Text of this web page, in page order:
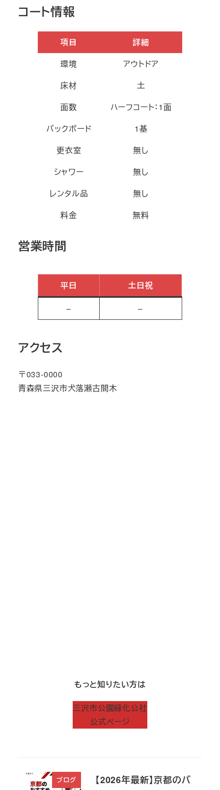
コート情報
項目
詳細
環境
アウトドア
床材
土
面数
ハーフコート：1面
バックボード
1基
更衣室
無し
シャワー
無し
レンタル品
無し
料金
無料
営業時間
平日 土日祝
– –
アクセス
〒033-0000
青森県三沢市犬落瀬古間木
もっと知りたい方は
三沢市公園緑化公社
公式ページ
ブログ
【2026年最新】京都のバ